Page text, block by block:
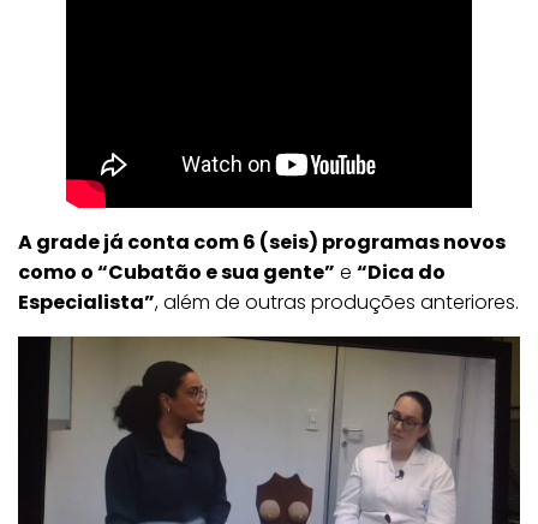
A grade já conta com 6 (seis) programas novos
como o “Cubatão e sua gente” e “Dica do
Especialista”, além de outras produções anteriores.